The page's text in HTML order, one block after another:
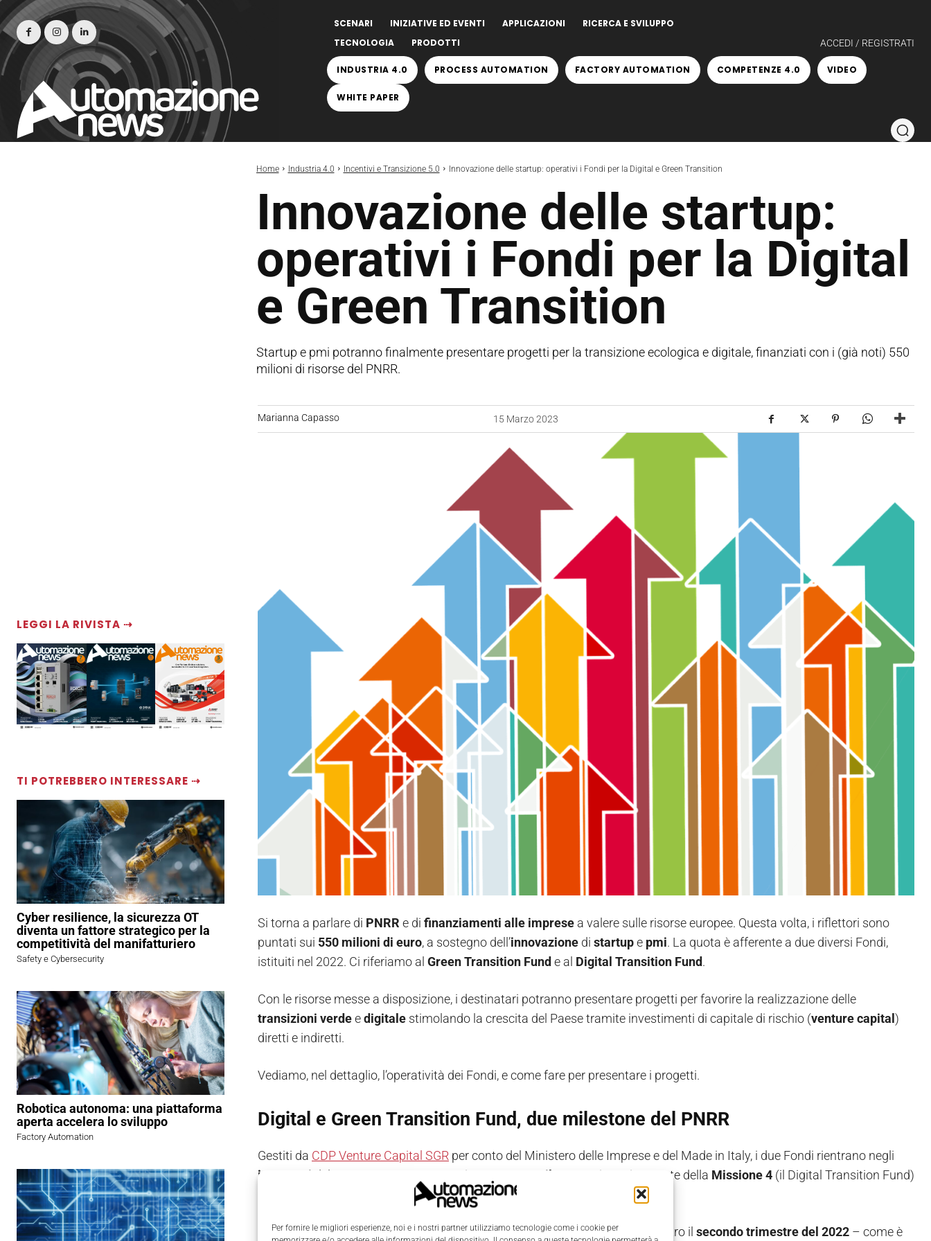
Per fornire le migliori esperienze, noi e i nostri partner utilizziamo tecnologie come i cookie per
SCENARI INIZIATIVE ED EVENTI APPLICAZIONI
RICERCA E SVILUPPO
TECNOLOGIA
PRODOTTI ACCEDI / REGISTRATI
INDUSTRIA 4.0 PROCESS AUTOMATION FACTORY AUTOMATION COMPETENZE 4.0 VIDEO
WHITE PAPER
Home Industria 4.0 Incentivi e Transizione 5.0 Innovazione delle startup: operativi i Fondi per la Digital e Green Transition
Innovazione delle startup:
operativi i Fondi per la Digital
e Green Transition
Startup e pmi potranno finalmente presentare progetti per la transizione ecologica e digitale, finanziati con i (già noti) 550
milioni di risorse del PNRR.
LEGGI LA RIVISTA ⇢
TI POTREBBERO INTERESSARE ⇢
Cyber resilience, la sicurezza OT
diventa un fattore strategico per la
competitività del manifatturiero
Safety e Cybersecurity
Robotica autonoma: una piattaforma
aperta accelera lo sviluppo
Factory Automation
Marianna Capasso 15 Marzo 2023
Si torna a parlare di PNRR e di finanziamenti alle imprese a valere sulle risorse europee. Questa volta, i riflettori sono
puntati sui 550 milioni di euro, a sostegno dell’innovazione di startupe pmi. La quota è afferente a due diversi Fondi,
istituiti nel 2022. Ci riferiamo al Green Transition Fund e al Digital Transition Fund.
Con le risorse messe a disposizione, i destinatari potranno presentare progetti per favorire la realizzazione delle
transizioni verdeedigitale stimolando la crescita del Paese tramite investimenti di capitale di rischio (venture capital )
diretti e indiretti.
Vediamo, nel dettaglio, l’operatività dei Fondi, e come fare per presentare i progetti.
Digital e Green Transition Fund, due milestone del PNRR
Gestiti da CDP Venture Capital SGR per conto del Ministero delle Imprese e del Made in Italy, i due Fondi rientrano negli
interventi del . Rappresentano ciascuno una milestone , rispettivamente della Missione 4 (il Digital Transition Fund)
, nel caso del Green Transition Fund.
Secondo latimelinedelPNRR, l’istituzione dei due Fondi doveva avvenire entro il secondo trimestre del 2022 – come è